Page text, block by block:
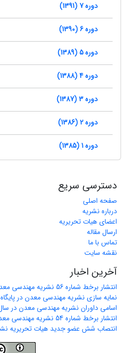
دوره 7 (1391)
دوره 6 (1390)
دوره 5 (1389)
دوره 4 (1388)
دوره 3 (1387)
دوره 2 (1386)
دوره 1 (1385)
دسترسی سریع
صفحه اصلی
درباره نشریه
اعضای هیات تحریریه
ارسال مقاله
تماس با ما
نقشه سایت
آخرین اخبار
انتشار برخط شماره 56 نشریه مهندسی معدن
نمایه سازی نشریه مهندسی معدن در پایگاه Research Bib
اسامی داوران نشریه مهندسی معدن در سال
انتشار برخط شماره 54 نشریه مهندسی معدن
انتصاب شش عضو جدید هیات تحریریه